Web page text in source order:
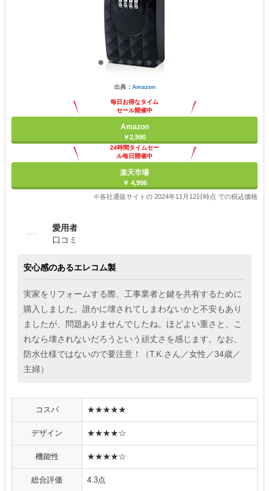
出典： Amazon
毎日お得なタイム
セール開催中
Amazon
￥2,990
24時間タイムセー
ル毎日開催中
楽天市場
￥ 4,996
※各社通販サイトの 2024年11月12日時点 での税込価格
愛用者
口コミ
安心感のあるエレコム製
実家をリフォームする際、工事業者と鍵を共有するために
購入しました。誰かに壊されてしまわないかと不安もあり
ましたが、問題ありませんでしたね。ほどよい重さと、こ
れなら壊されないだろうという頑丈さを感じます。なお、
防水仕様ではないので要注意！（T.K.さん／女性／34歳／
主婦）
コスパ ★★★★★
デザイン ★★★★☆
機能性 ★★★★☆
総合評価 4.3点